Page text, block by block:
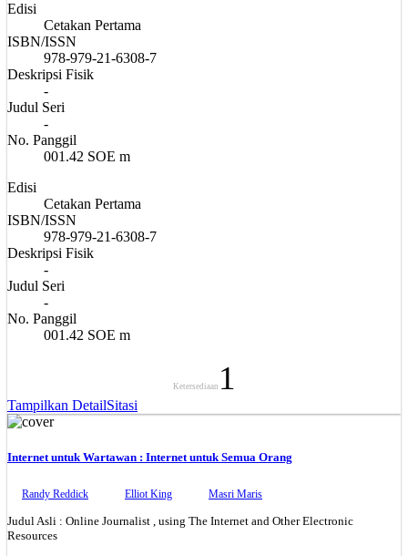
Edisi
Cetakan Pertama
ISBN/ISSN
978-979-21-6308-7
Deskripsi Fisik
-
Judul Seri
-
No. Panggil
001.42 SOE m
Edisi
Cetakan Pertama
ISBN/ISSN
978-979-21-6308-7
Deskripsi Fisik
-
Judul Seri
-
No. Panggil
001.42 SOE m
Ketersediaan 1
Tampilkan DetailSitasi
Internet untuk Wartawan : Internet untuk Semua Orang
Randy Reddick Elliot King Masri Maris
Judul Asli : Online Journalist , using The Internet and Other Electronic
Resources